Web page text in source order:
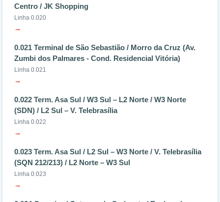
Centro / JK Shopping
Linha 0.020
→
0.021 Terminal de São Sebastião / Morro da Cruz (Av.
Zumbi dos Palmares - Cond. Residencial Vitória)
Linha 0.021
→
0.022 Term. Asa Sul / W3 Sul – L2 Norte / W3 Norte
(SDN) / L2 Sul – V. Telebrasília
Linha 0.022
→
0.023 Term. Asa Sul / L2 Sul – W3 Norte / V. Telebrasília
(SQN 212/213) / L2 Norte – W3 Sul
Linha 0.023
→